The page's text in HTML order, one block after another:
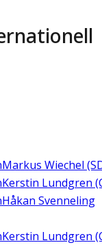
Markus Wiechel
Kerstin Lundgren
Håkan Svenneling
Kerstin Lundgren